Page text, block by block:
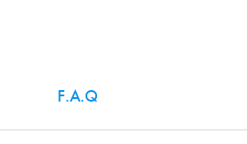
F.A.Q